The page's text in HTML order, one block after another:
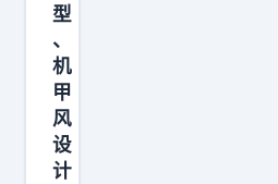
识
度
拉
满
，
悬
型
、
机
甲
风
设
计